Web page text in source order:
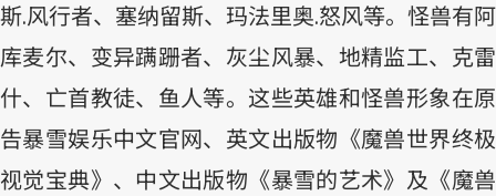
斯.风行者、塞纳留斯、玛法里奥.怒风等。怪兽有阿
库麦尔、变异蹒跚者、灰尘风暴、地精监工、克雷
什、亡首教徒、鱼人等。这些英雄和怪兽形象在原
告暴雪娱乐中文官网、英文出版物《魔兽世界终极
视觉宝典》、中文出版物《暴雪的艺术》及《魔兽